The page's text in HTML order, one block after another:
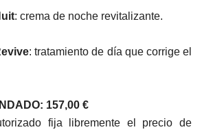
: crema de noche revitalizante.
: tratamiento de día que corrige el
157,00 €
fija libremente el precio de